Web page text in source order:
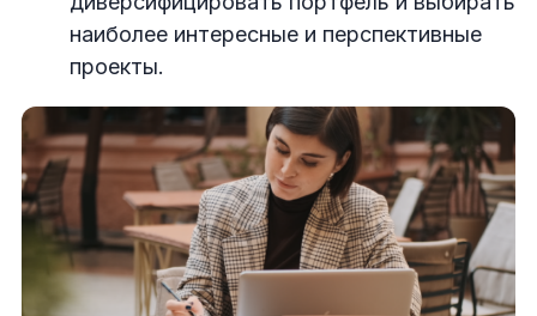
наиболее интересные и перспективные
проекты.